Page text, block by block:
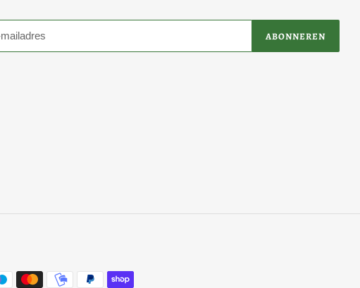
o
e
ABONNEREN